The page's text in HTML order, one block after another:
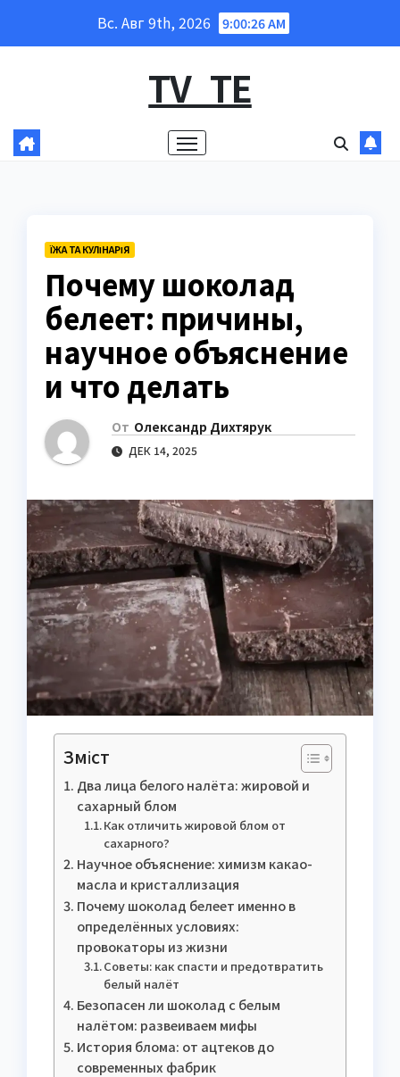
Вс. Авг 9th, 2026 9:00:27 AM
TV_TE
ЇЖА ТА КУЛІНАРІЯ
Почему шоколад
белеет: причины,
научное объяснение
и что делать
От Олександр Дихтярук
ДЕК 14, 2025
Зміст
Два лица белого налёта: жировой и
сахарный блом
Как отличить жировой блом от
сахарного?
Научное объяснение: химизм какао-
масла и кристаллизация
Почему шоколад белеет именно в
определённых условиях:
провокаторы из жизни
Советы: как спасти и предотвратить
белый налёт
Безопасен ли шоколад с белым
налётом: развеиваем мифы
История блома: от ацтеков до
современных фабрик